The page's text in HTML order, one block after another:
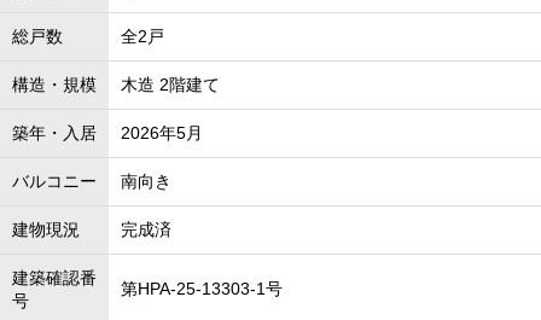
総戸数 全2戸
構造・規模 木造 2階建て
築年・入居 2026年5月
バルコニー 南向き
建物現況 完成済
建築確認番
号
第HPA-25-13303-1号